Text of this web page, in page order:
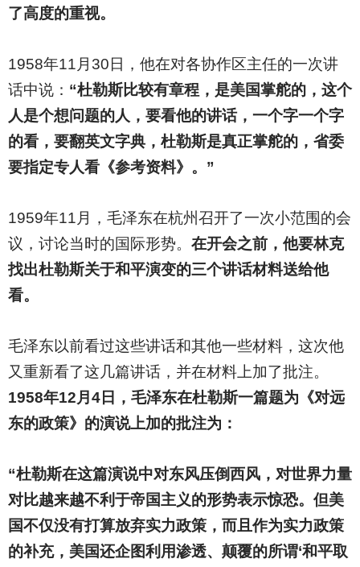
了高度的重视。
1958年11月30日，他在对各协作区主任的一次讲
话中说： “杜勒斯比较有章程，是美国掌舵的，这个
人是个想问题的人，要看他的讲话，一个字一个字
的看，要翻英文字典，杜勒斯是真正掌舵的，省委
要指定专人看《参考资料》。”
1959年11月，毛泽东在杭州召开了一次小范围的会
议，讨论当时的国际形势。 在开会之前，他要林克
找出杜勒斯关于和平演变的三个讲话材料送给他
看。
毛泽东以前看过这些讲话和其他一些材料，这次他
又重新看了这几篇讲话，并在材料上加了批注。
1958年12月4日，毛泽东在杜勒斯一篇题为《对远
东的政策》的演说上加的批注为：
“杜勒斯在这篇演说中对东风压倒西风，对世界力量
对比越来越不利于帝国主义的形势表示惊恐。但美
国不仅没有打算放弃实力政策，而且作为实力政策
的补充，美国还企图利用渗透、颠覆的所谓‘和平取